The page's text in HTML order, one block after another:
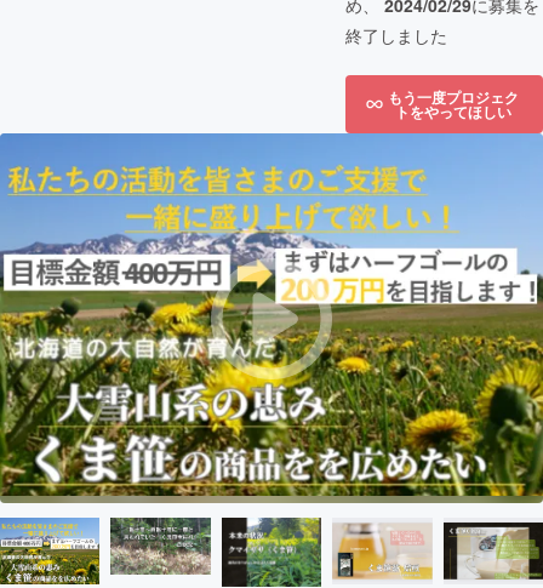
め、 2024/02/29に募集を
終了しました
もう一度プロジェク
トをやってほしい